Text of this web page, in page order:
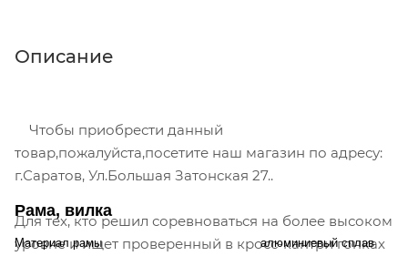
Описание
Чтобы приобрести данный
товар,пожалуйста,посетите наш магазин по адресу:
г.Саратов, Ул.Большая Затонская 27..
Для тех, кто решил соревноваться на более высоком
уровне и ищет проверенный в кросс-кантри гонках
Рама, вилка
Материал рамы алюминиевый сплав